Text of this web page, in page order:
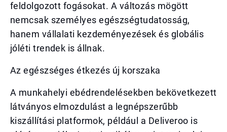
feldolgozott fogásokat. A változás mögött
nemcsak személyes egészségtudatosság,
hanem vállalati kezdeményezések és globális
jóléti trendek is állnak.
Az egészséges étkezés új korszaka
A munkahelyi ebédrendelésekben bekövetkezett
látványos elmozdulást a legnépszerűbb
kiszállítási platformok, például a Deliveroo is